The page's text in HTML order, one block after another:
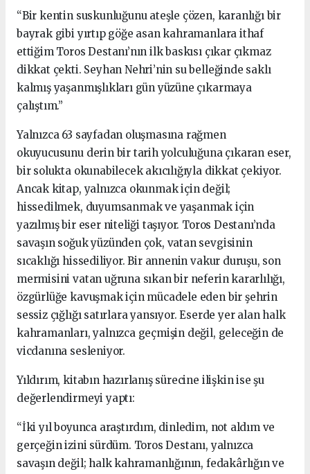
“Bir kentin suskunluğunu ateşle çözen, karanlığı bir
bayrak gibi yırtıp göğe asan kahramanlara ithaf
ettiğim Toros Destanı’nın ilk baskısı çıkar çıkmaz
dikkat çekti. Seyhan Nehri’nin su belleğinde saklı
kalmış yaşanmışlıkları gün yüzüne çıkarmaya
çalıştım.”
Yalnızca 63 sayfadan oluşmasına rağmen
okuyucusunu derin bir tarih yolculuğuna çıkaran eser,
bir solukta okunabilecek akıcılığıyla dikkat çekiyor.
Ancak kitap, yalnızca okunmak için değil;
hissedilmek, duyumsanmak ve yaşanmak için
yazılmış bir eser niteliği taşıyor. Toros Destanı’nda
savaşın soğuk yüzünden çok, vatan sevgisinin
sıcaklığı hissediliyor. Bir annenin vakur duruşu, son
mermisini vatan uğruna sıkan bir neferin kararlılığı,
özgürlüğe kavuşmak için mücadele eden bir şehrin
sessiz çığlığı satırlara yansıyor. Eserde yer alan halk
kahramanları, yalnızca geçmişin değil, geleceğin de
vicdanına sesleniyor.
Yıldırım, kitabın hazırlanış sürecine ilişkin ise şu
değerlendirmeyi yaptı:
“İki yıl boyunca araştırdım, dinledim, not aldım ve
gerçeğin izini sürdüm. Toros Destanı, yalnızca
savaşın değil; halk kahramanlığının, fedakârlığın ve